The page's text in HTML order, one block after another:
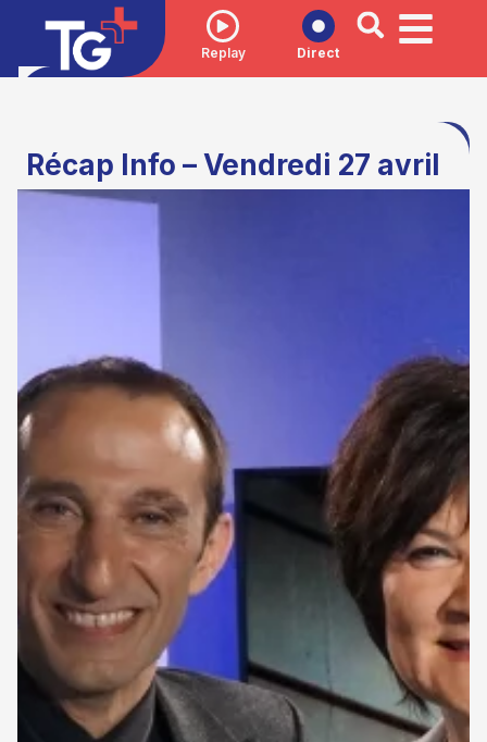
Replay Direct
Récap Info – Vendredi 27 avril